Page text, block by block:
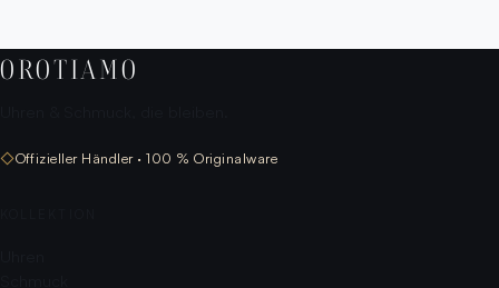
OROTIAMO
◇Offizieller Händler · 100 % Originalware